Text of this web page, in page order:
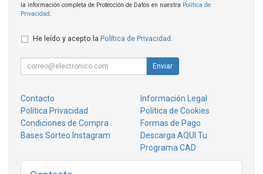
la información completa de Protección de Datos en nuestra Política de
Privacidad
He leído y acepto la Política de Privacidad
Enviar
Contacto
Información Legal
Política Privacidad
Política de Cookies
Condiciones de Compra
Formas de Pago
Bases Sorteo Instagram
Descarga AQUI Tu
Programa CAD